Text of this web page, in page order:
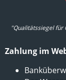
"Qualitätssiegel für
Zahlung im